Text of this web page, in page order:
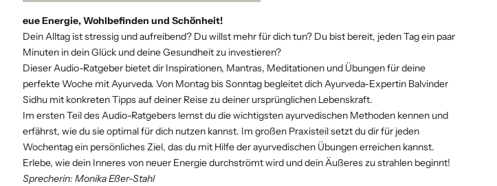
eue Energie, Wohlbefinden und Schönheit!
Dein Alltag ist stressig und aufreibend? Du willst mehr für dich tun? Du bist bereit, jeden Tag ein paar
Minuten in dein Glück und deine Gesundheit zu investieren?
Dieser Audio-Ratgeber bietet dir Inspirationen, Mantras, Meditationen und Übungen für deine
perfekte Woche mit Ayurveda. Von Montag bis Sonntag begleitet dich Ayurveda-Expertin Balvinder
Sidhu mit konkreten Tipps auf deiner Reise zu deiner ursprünglichen Lebenskraft.
Im ersten Teil des Audio-Ratgebers lernst du die wichtigsten ayurvedischen Methoden kennen und
erfährst, wie du sie optimal für dich nutzen kannst. Im großen Praxisteil setzt du dir für jeden
Wochentag ein persönliches Ziel, das du mit Hilfe der ayurvedischen Übungen erreichen kannst.
Erlebe, wie dein Inneres von neuer Energie durchströmt wird und dein Äußeres zu strahlen beginnt!
Sprecherin: Monika Eßer-Stahl